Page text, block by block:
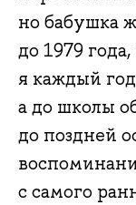
но бабушка
до 1979
я каждый
а до школы
до поздней
с самого